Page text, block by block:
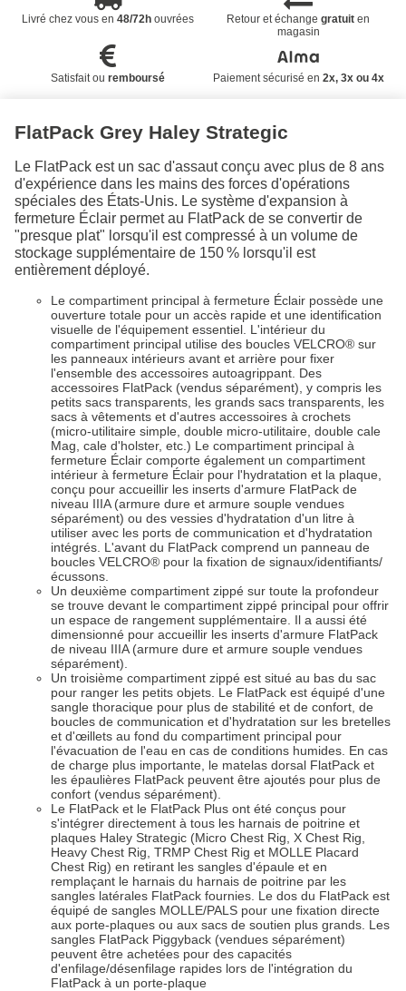
Livré chez vous en 48/72houvrées Retour et échangegratuit en
magasin
Satisfait ou remboursé Paiement sécurisé en 2x, 3x ou 4x
FlatPack Grey Haley Strategic
Le FlatPack est un sac d'assaut conçu avec plus de 8 ans
d'expérience dans les mains des forces d'opérations
spéciales des États-Unis. Le système d'expansion à
fermeture Éclair permet au FlatPack de se convertir de
"presque plat" lorsqu'il est compressé à un volume de
stockage supplémentaire de 150 % lorsqu'il est
entièrement déployé.
Le compartiment principal à fermeture Éclair possède une
ouverture totale pour un accès rapide et une identification
visuelle de l'équipement essentiel. L'intérieur du
compartiment principal utilise des boucles VELCRO® sur
les panneaux intérieurs avant et arrière pour fixer
l'ensemble des accessoires autoagrippant. Des
accessoires FlatPack (vendus séparément), y compris les
petits sacs transparents, les grands sacs transparents, les
sacs à vêtements et d'autres accessoires à crochets
(micro-utilitaire simple, double micro-utilitaire, double cale
Mag, cale d'holster, etc.) Le compartiment principal à
fermeture Éclair comporte également un compartiment
intérieur à fermeture Éclair pour l'hydratation et la plaque,
conçu pour accueillir les inserts d'armure FlatPack de
niveau IIIA (armure dure et armure souple vendues
séparément) ou des vessies d'hydratation d'un litre à
utiliser avec les ports de communication et d'hydratation
intégrés. L'avant du FlatPack comprend un panneau de
boucles VELCRO® pour la fixation de signaux/identifiants/
écussons.
Un deuxième compartiment zippé sur toute la profondeur
se trouve devant le compartiment zippé principal pour offrir
un espace de rangement supplémentaire. Il a aussi été
dimensionné pour accueillir les inserts d'armure FlatPack
de niveau IIIA (armure dure et armure souple vendues
séparément).
Un troisième compartiment zippé est situé au bas du sac
pour ranger les petits objets. Le FlatPack est équipé d'une
sangle thoracique pour plus de stabilité et de confort, de
boucles de communication et d'hydratation sur les bretelles
et d'œillets au fond du compartiment principal pour
l'évacuation de l'eau en cas de conditions humides. En cas
de charge plus importante, le matelas dorsal FlatPack et
les épaulières FlatPack peuvent être ajoutés pour plus de
confort (vendus séparément).
Le FlatPack et le FlatPack Plus ont été conçus pour
s'intégrer directement à tous les harnais de poitrine et
plaques Haley Strategic (Micro Chest Rig, X Chest Rig,
Heavy Chest Rig, TRMP Chest Rig et MOLLE Placard
Chest Rig) en retirant les sangles d'épaule et en
remplaçant le harnais du harnais de poitrine par les
sangles latérales FlatPack fournies. Le dos du FlatPack est
équipé de sangles MOLLE/PALS pour une fixation directe
aux porte-plaques ou aux sacs de soutien plus grands. Les
sangles FlatPack Piggyback (vendues séparément)
peuvent être achetées pour des capacités
d'enfilage/désenfilage rapides lors de l'intégration du
FlatPack à un porte-plaque